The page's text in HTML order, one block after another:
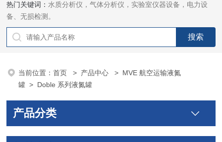
热门关键词： 水质分析仪，气体分析仪，实验室仪器设备，电力设
备、无损检测。
当前位置：首页 > 产品中心 > MVE 航空运输液氮
罐 > Doble 系列液氮罐
产品分类